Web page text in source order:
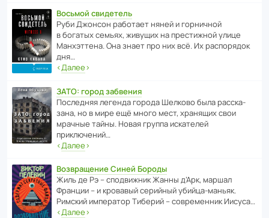
Восьмой свидетель
Руби Джонсон рабо­тает няней и горни­чной
в богатых семьях, живущих на прес­ти­жной улице
Манх­эт­тена. Она знает про них всё. Их распо­рядок
дня…
‹Далее›
ЗАТО: город забвения
После­дняя легенда города Шелково была расска­
зана, но в мире ещё много мест, хранящих свои
мрачные тайны. Новая группа иска­телей
приключений…
‹Далее›
Возвращение Синей Бороды
Жиль де Рэ – спод­ви­жник Жанны д’Арк, маршал
Франции – и кровавый серийный убийца-маньяк.
Римский импе­ратор Тиберий – совре­менник Иисуса…
‹Далее›